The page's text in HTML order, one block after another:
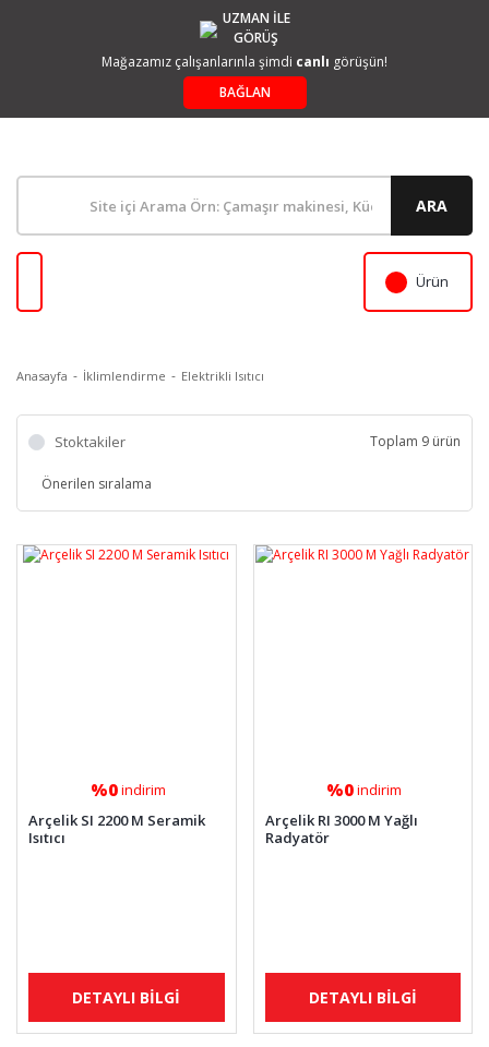
UZMAN İLE
GÖRÜŞ
Mağazamız çalışanlarınla şimdi canlı görüşün!
BAĞLAN
ARA
Ürün
Anasayfa İklimlendirme Elektrikli Isıtıcı
Stoktakiler Toplam 9 ürün
%0indirim
Arçelik SI 2200 M Seramik
Isıtıcı
DETAYLI BİLGİ
%0indirim
Arçelik RI 3000 M Yağlı
Radyatör
DETAYLI BİLGİ